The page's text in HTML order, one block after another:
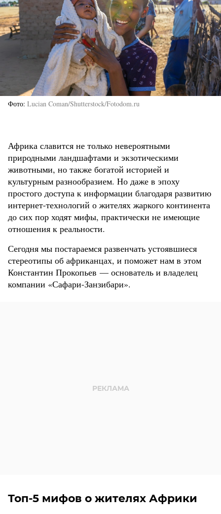
Фото Lucian Coman/Shutterstock/Fotodom.ru
Африка славится не только невероятными
природными ландшафтами и экзотическими
животными, но также богатой историей и
культурным разнообразием. Но даже в эпоху
простого доступа к информации благодаря развитию
интернет-технологий о жителях жаркого континента
до сих пор ходят мифы, практически не имеющие
отношения к реальности.
Сегодня мы постараемся развенчать устоявшиеся
стереотипы об африканцах, и поможет нам в этом
Константин Прокопьев — основатель и владелец
компании «Сафари-Занзибари».
Топ-5 мифов о жителях Африки